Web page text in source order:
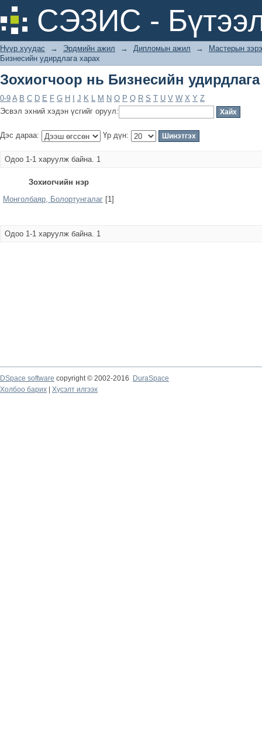
СЭЗИС -
Зохиогчоор нь Бизнесийн
Нүүр хуудас → Эрдмийн ажил → Дипломын ажил →
Мастерын
Бизнесийн удирдлага харах
Зохиогчоор нь Бизнесийн удирдлага
0-9 A B C D E F G H J K L M N O P Q R S T U V W X Y Z
Эсвэл эхний хэдэн үсгийг оруул:
Дэс дараа: Үр дүн:
Одоо 1-1 харуулж байна. 1
Зохиогчийн нэр
Mонголбаяр, Болортунгалаг [1]
Одоо 1-1 харуулж байна. 1
DSpace software copyright © 2002-2016
DuraSpace
Холбоо барих
Хүсэлт илгээх